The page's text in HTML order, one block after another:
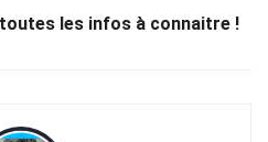
les infos à connaitre !